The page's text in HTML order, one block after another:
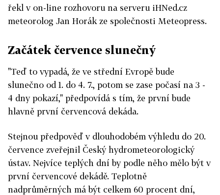
řekl v on-line rozhovoru na serveru iHNed.cz
meteorolog Jan Horák ze společnosti Meteopress.
Začátek července slunečný
"Teď to vypadá, že ve střední Evropě bude
slunečno od 1. do 4. 7., potom se zase počasí na 3 -
4 dny pokazí," předpovídá s tím, že první bude
hlavně první červencová dekáda.
Stejnou předpověď v dlouhodobém výhledu do 20.
července zveřejnil Český hydrometeorologický
ústav. Nejvíce teplých dní by podle něho mělo být v
první červencové dekádě. Teplotně
nadprůměrných má být celkem 60 procent dní,